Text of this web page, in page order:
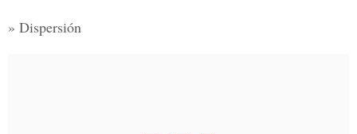
» Dispersión